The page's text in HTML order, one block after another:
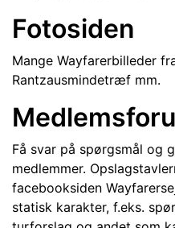
Fotosiden
Mange Wayfarerbilleder
Rantzausmindetræf mm.
Få svar på spørgsmål og
medlemmer.
facebooksiden
statisk karakter, f.eks.